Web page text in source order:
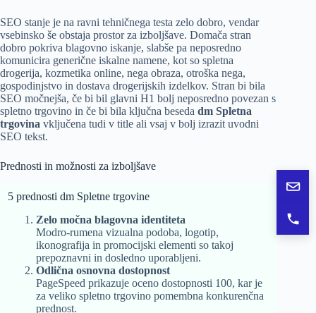
SEO stanje je na ravni tehničnega testa zelo dobro, vendar
vsebinsko še obstaja prostor za izboljšave. Domača stran
dobro pokriva blagovno iskanje, slabše pa neposredno
komunicira generične iskalne namene, kot so spletna
drogerija, kozmetika online, nega obraza, otroška nega,
gospodinjstvo in dostava drogerijskih izdelkov. Stran bi bila
SEO močnejša, če bi bil glavni H1 bolj neposredno povezan s
spletno trgovino in če bi bila ključna beseda dm Spletna
trgovina vključena tudi v title ali vsaj v bolj izrazit uvodni
SEO tekst.
Prednosti in možnosti za izboljšave
5 prednosti dm Spletne trgovine
Zelo močna blagovna identiteta
Modro-rumena vizualna podoba, logotip,
ikonografija in promocijski elementi so takoj
prepoznavni in dosledno uporabljeni.
Odlična osnovna dostopnost
PageSpeed prikazuje oceno dostopnosti 100, kar je
za veliko spletno trgovino pomembna konkurenčna
prednost.